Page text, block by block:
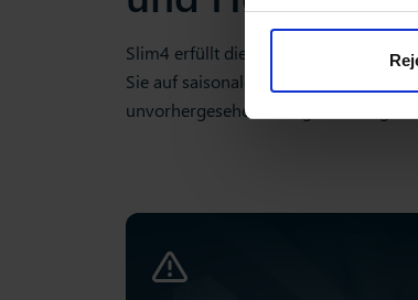
Slim4 erfüllt die spezifischen
Sie auf saisonale Krankheitswellen
unvorhergesehene Ereignisse